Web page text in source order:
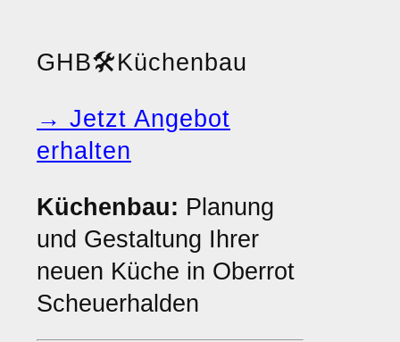
GHB🛠️Küchenbau
→ Jetzt Angebot
erhalten
Küchenbau: Planung
und Gestaltung Ihrer
neuen Küche in Oberrot
Scheuerhalden